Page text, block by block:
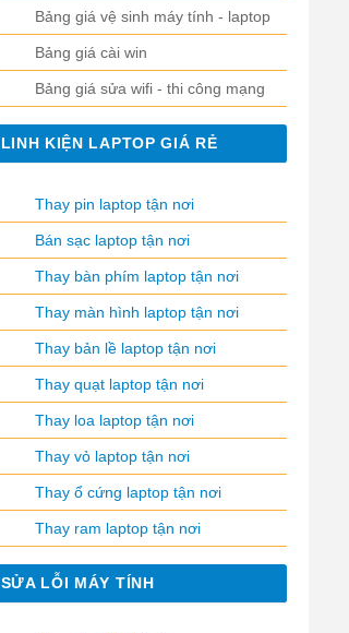
Bảng giá vệ sinh máy tính - laptop
Bảng giá cài win
Bảng giá sửa wifi - thi công mạng
LINH KIỆN LAPTOP GIÁ RẺ
Thay pin laptop tận nơi
Bán sạc laptop tận nơi
Thay bàn phím laptop tận nơi
Thay màn hình laptop tận nơi
Thay bản lề laptop tận nơi
Thay quạt laptop tận nơi
Thay loa laptop tận nơi
Thay vỏ laptop tận nơi
Thay ổ cứng laptop tận nơi
Thay ram laptop tận nơi
SỬA LỖI MÁY TÍNH